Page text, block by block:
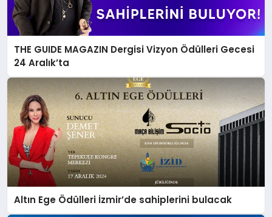
THE GUIDE MAGAZIN Dergisi Vizyon Ödülleri Gecesi
24 Aralık’ta
Altın Ege Ödülleri İzmir’de sahiplerini bulacak